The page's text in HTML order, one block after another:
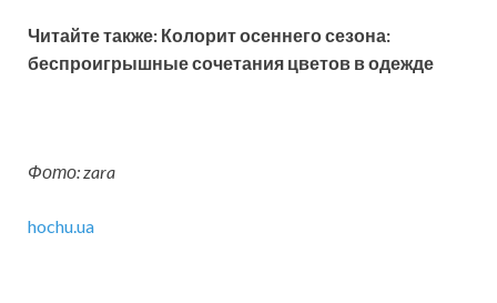
Читайте также: Колорит осеннего сезона:
беспроигрышные сочетания цветов в одежде
Фото: zara
hochu.ua